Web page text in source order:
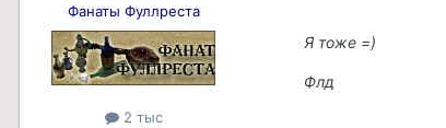
Фанаты Фуллреста
2 тыс
Я тоже =)
Флд